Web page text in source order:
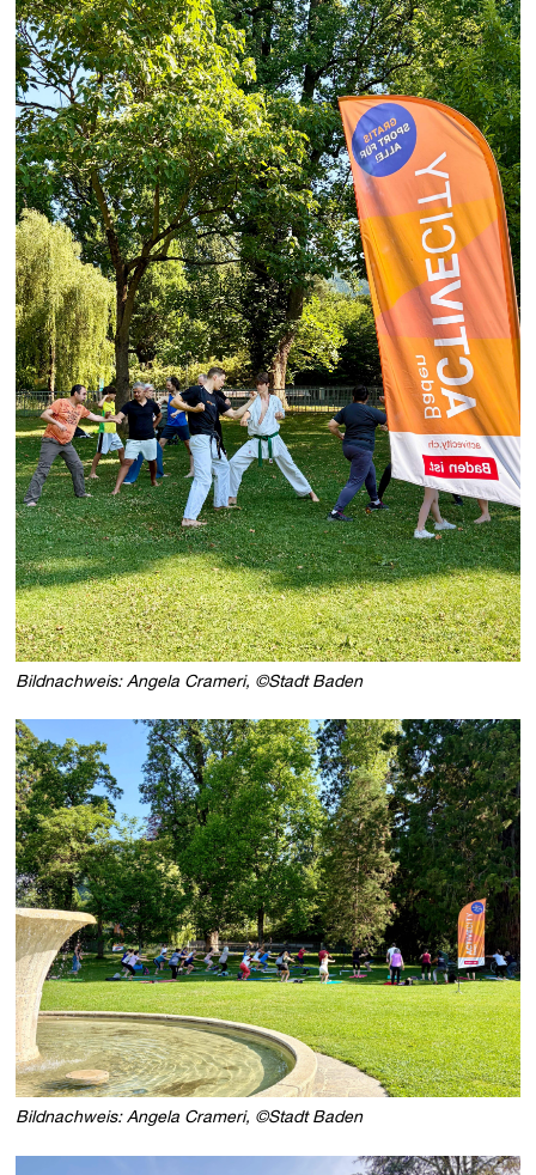
Bildnachweis: Angela Crameri, ©Stadt Baden
Bildnachweis: Angela Crameri, ©Stadt Baden